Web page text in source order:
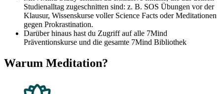
Studienalltag zugeschnitten sind: z. B. SOS Übungen vor der
Klausur, Wissenskurse voller Science Facts oder Meditationen
gegen Prokrastination.
Darüber hinaus hast du Zugriff auf alle 7Mind
Präventionskurse und die gesamte 7Mind Bibliothek
Warum Meditation?